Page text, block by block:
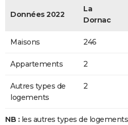
Données 2022
La
Dornac
Maisons 246
Appartements 2
Autres types de
logements
2
NB : les autres types de